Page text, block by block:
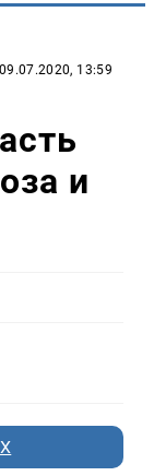
09.07.2020, 13:59
и